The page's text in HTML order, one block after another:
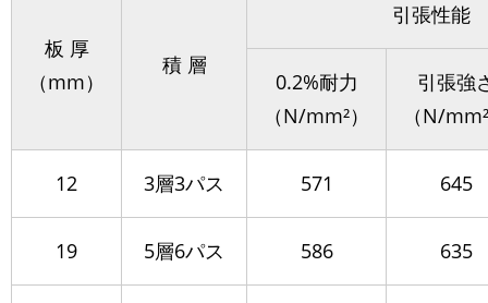
板 厚
（mm）
積 層
引張性能
0.2%耐力
（N/mm²）
引張強
（N/
12 3層3パス 571 645
19 5層6パス 586 635